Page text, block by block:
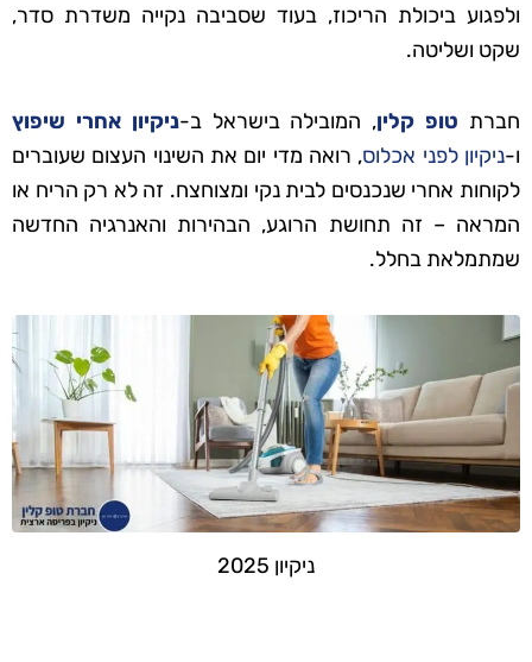
ולפגוע ביכולת הריכוז, בעוד שסביבה נקייה משדרת סדר,
שקט ושליטה.
חברת טופ קלין, המובילה בישראל ב-ניקיון אחרי שיפוץ
ו-ניקיון לפני אכלוס, רואה מדי יום את השינוי העצום שעוברים
לקוחות אחרי שנכנסים לבית נקי ומצוחצח. זה לא רק הריח או
המראה – זה תחושת הרוגע, הבהירות והאנרגיה החדשה
שמתמלאת בחלל.
ניקיון 2025